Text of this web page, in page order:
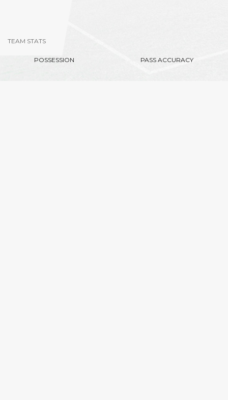
TEAM STATS
POSSESSION PASS ACCURACY